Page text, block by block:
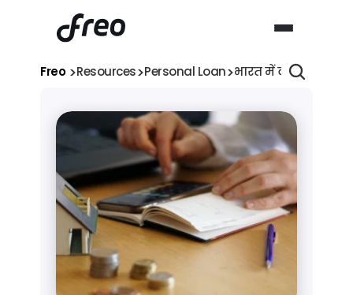
Freo >Resources>Personal Loan>भारत में लोन कितने